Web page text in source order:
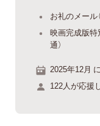
お礼のメール
映画完成版特
通）
2025年12月
122人が応援